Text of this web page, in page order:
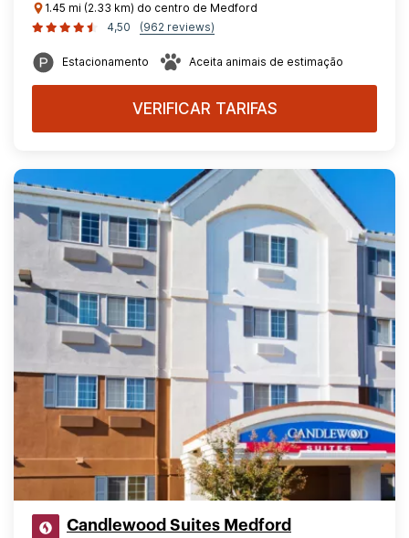
1.45 mi (2.33 km) do centro de Medford
4,50
(962 reviews)
Estacionamento Aceita animais de estimação
VERIFICAR TARIFAS
Candlewood Suites Medford